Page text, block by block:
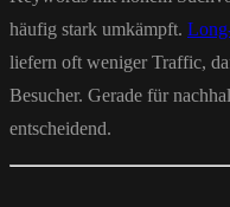
häufig stark umkämpft.
liefern oft weniger Traffic,
Besucher. Gerade für
entscheidend.